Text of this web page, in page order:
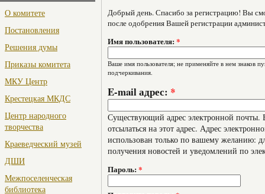
О комитете
Постановления
Решения думы
Приказы комитета
МКУ Центр
Крестецкая МКДС
Центр народного
творчества
Краеведческий музей
ДШИ
Межпоселенческая
библиотека
Добрый день. Спасибо за регистрацию! Вы
после одобрения Вашей регистрации
Имя пользователя: *
Ваше имя пользователя; не применяйте в нем знаков
подчеркивания.
E-mail адрес: *
Существующий адрес электронной почты.
отсылаться на этот адрес. Адрес
использован только по вашему желанию:
получения новостей и уведомлений по
Пароль: *